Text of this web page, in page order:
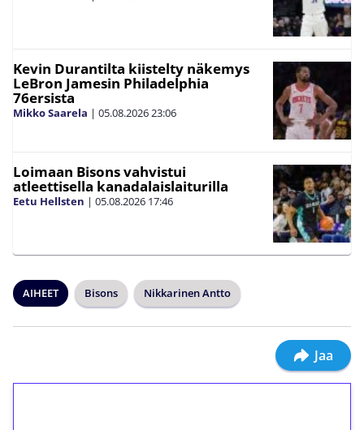
Kevin Durantilta kiistelty näkemys
LeBron Jamesin Philadelphia
76ersista
Mikko Saarela | 05.08.202623:06
Loimaan Bisons vahvistui
atleettisella kanadalaislaiturilla
Eetu Hellsten | 05.08.2026 17:46
AIHEET Bisons Nikkarinen Antto
Jaa